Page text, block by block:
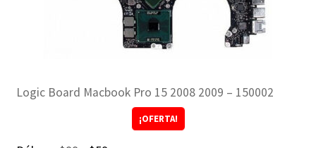
Logic Board Macbook Pro 15 2008 2009 – 150002
¡OFERTA!